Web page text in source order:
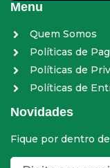
Menu
Quem Somos
Políticas de
Políticas de
Políticas de
Novidades
Fique por dentro